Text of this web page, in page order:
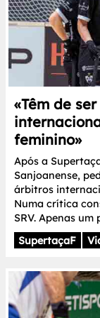
«Têm de
feminino»
Após a
Sanjoanense,
árbitros
Numa crítica
SRV. Apenas
SupertaçaF